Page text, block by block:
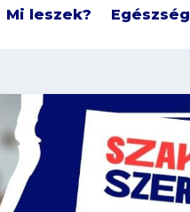
Mi leszek? Egészség